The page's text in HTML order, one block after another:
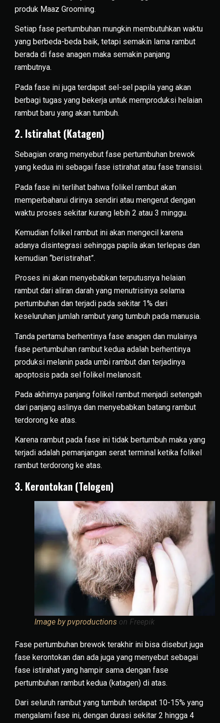
produk Maaz Grooming.
Setiap fase pertumbuhan mungkin membutuhkan waktu
yang berbeda-beda baik, tetapi semakin lama rambut
berada di fase anagen maka semakin panjang
rambutnya.
Pada fase ini juga terdapat sel-sel papila yang akan
berbagi tugas yang bekerja untuk memproduksi helaian
rambut baru yang akan tumbuh.
2. Istirahat (Katagen)
Sebagian orang menyebut fase pertumbuhan brewok
yang kedua ini sebagai fase istirahat atau fase transisi.
Pada fase ini terlihat bahwa folikel rambut akan
memperbaharui dirinya sendiri atau mengerut dengan
waktu proses sekitar kurang lebih 2 atau 3 minggu.
Kemudian folikel rambut ini akan mengecil karena
adanya disintegrasi sehingga papila akan terlepas dan
kemudian “beristirahat”.
Proses ini akan menyebabkan terputusnya helaian
rambut dari aliran darah yang menutrisinya selama
pertumbuhan dan terjadi pada sekitar 1% dari
keseluruhan jumlah rambut yang tumbuh pada manusia.
Tanda pertama berhentinya fase anagen dan mulainya
fase pertumbuhan rambut kedua adalah berhentinya
produksi melanin pada umbi rambut dan terjadinya
apoptosis pada sel folikel melanosit.
Pada akhirnya panjang folikel rambut menjadi setengah
dari panjang aslinya dan menyebabkan batang rambut
terdorong ke atas.
Karena rambut pada fase ini tidak bertumbuh maka yang
terjadi adalah pemanjangan serat terminal ketika folikel
rambut terdorong ke atas.
3. Kerontokan (Telogen)
Image by pvproductions on Freepik
Fase pertumbuhan brewok terakhir ini bisa disebut juga
fase kerontokan dan ada juga yang menyebut sebagai
fase istirahat yang hampir sama dengan fase
pertumbuhan rambut kedua (katagen) di atas.
Dari seluruh rambut yang tumbuh terdapat 10-15% yang
mengalami fase ini, dengan durasi sekitar 2 hingga 4